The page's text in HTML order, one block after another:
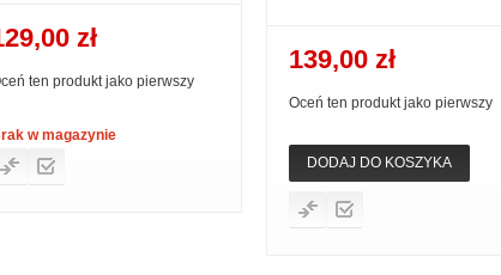
zł
ten produkt jako pierwszy
w magazynie
139,00 zł
Oceń ten produkt jako pierwszy
DODAJ DO KOSZYKA